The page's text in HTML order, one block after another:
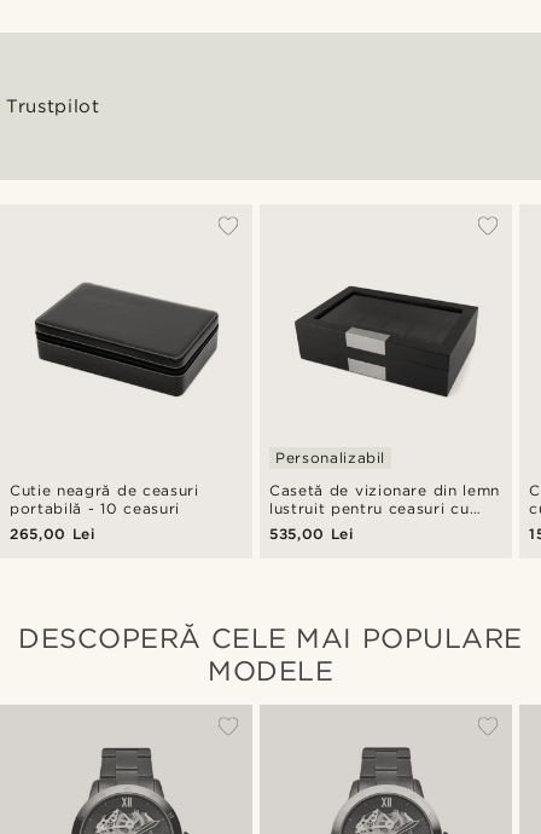
Trustpilot
Cutie neagră de ceasuri
portabilă - 10 ceasuri
265,00 Lei
Casetă de vizionare din lemn
lustruit pentru ceasuri cu
ornamente argintii - 10
ceasuri
Personalizabil
535,00 Lei
DESCOPERĂ CELE MAI POPULARE
MODELE